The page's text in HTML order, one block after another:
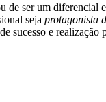
ser um diferencial
seja protagonista
sucesso e